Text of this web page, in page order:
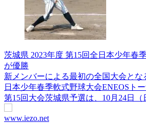
茨城県 2023年度 第15回全日本少年春
が優勝
新メンバーによる最初の全国大会と
日本少年春季軟式野球大会ENEOSト
第15回大会茨城県予選は、10月24日（
www.iezo.net